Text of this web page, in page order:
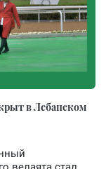
в Лебапском